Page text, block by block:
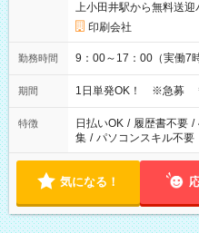
上小田井駅から無料送迎
印刷会社
勤務時間 9：00～17：00（実働7
期間 1日単発OK！ ※急募 ＊
特徴 日払いOK / 履歴書不要 /
集 / パソコンスキル不要
気になる！